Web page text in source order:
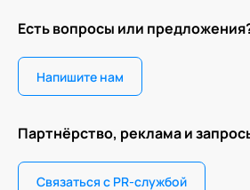
Есть вопросы или
Напишите нам
Партнёрство, реклама и
Связаться с PR-службой